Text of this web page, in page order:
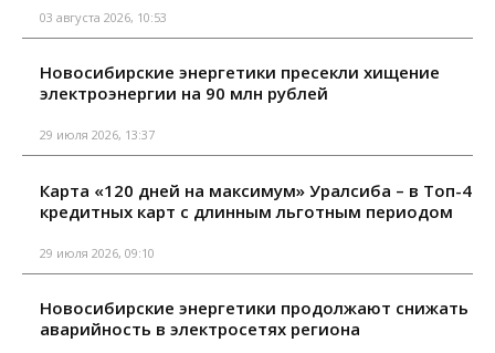
03 августа 2026, 10:53
Новосибирские энергетики пресекли хищение
электроэнергии на 90 млн рублей
29 июля 2026, 13:37
Карта «120 дней на максимум» Уралсиба – в Топ-4
кредитных карт с длинным льготным периодом
29 июля 2026, 09:10
Новосибирские энергетики продолжают снижать
аварийность в электросетях региона